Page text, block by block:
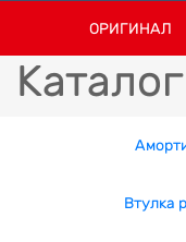
ОРИГИНАЛ
Втулка